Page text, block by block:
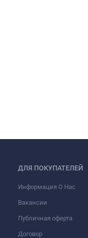
ДЛЯ ПОКУПАТЕЛЕЙ
Информация О Нас
Вакансии
Публичная оферта
Договор